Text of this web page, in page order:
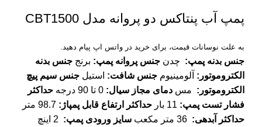
پمپ آب پنتاکس دو پروانه مدل CBT1500
به علت نوسانات قیمت، برای خرید در واتس اپ پیام دهید.
جنس بدنه پمپ: چدن جنس پروانه پمپ: برنج جنس بدنه
الکتروموتور : آلومینیوم جنس شافت: استیل جنس سیم پیچ
الکتروموتور : مس دمای مجاز سیال:
حداکثر
فشار تست پمپ: 11 بار حداکثر ارتفاع قابل پمپاژ :
حداکثر آبدهی: سایز ورودی پمپ: